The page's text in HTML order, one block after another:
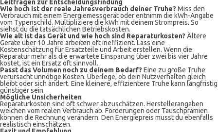
Leitfragen zur Entscheidungsfindung
Wie hoch ist der reale Jahresverbrauch deiner Truhe? Miss den
Verbrauch mit einem Energiemessgerät oder entnimm die kWh-Angabe
vom Typenschild. Multipliziere die kWh mit deinem Strompreis. So
siehst du die tatsächlichen Betriebskosten.
Wie alt ist das Gerät und wie hoch sind Reparaturkosten? Ältere
Geräte über 10 Jahre arbeiten oft ineffizient. Lass eine
Kostenschätzung für Ersatzteile und Arbeit erstellen. Wenn die
Reparatur mehr als die erwartete Einsparung über zwei bis vier Jahre
kostet, ist ein Ersatz oft sinnvoll.
Passt das Volumen noch zu deinem Bedarf? Eine zu große Truhe
verursacht unnötige Kosten. Überlege, ob dein Nutzverhalten gleich
bleibt oder sich ändert. Eine kleinere, effizientere Truhe kann langfristig
günstiger sein.
Mögliche Unsicherheiten
Reparaturkosten sind oft schwer abzuschätzen. Herstellerangaben
weichen vom realen Verbrauch ab. Förderungen oder Tauschprämien
können die Rechnung verändern. Den Energiepreis musst du ebenfalls
realistisch einschätzen.